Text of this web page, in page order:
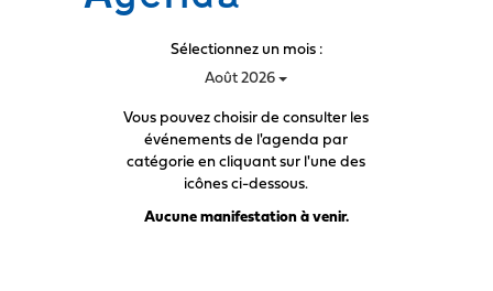
Sélectionnez un mois :
Août 2026
Vous pouvez choisir de consulter les
événements de l'agenda par
catégorie en cliquant sur l'une des
icônes ci-dessous.
Aucune manifestation à venir.